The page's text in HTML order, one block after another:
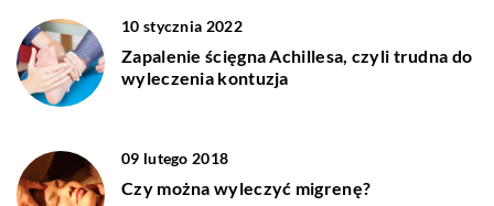
10 stycznia 2022
Zapalenie ścięgna Achillesa, czyli trudna do
wyleczenia kontuzja
09 lutego 2018
Czy można wyleczyć migrenę?